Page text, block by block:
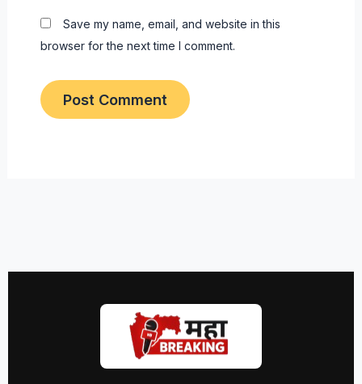
Save my name, email, and website in this
browser for the next time I comment.